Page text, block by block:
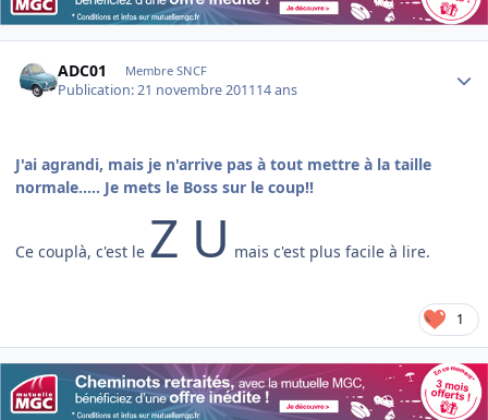
ADC01 Membre SNCF
Publication:21 novembre 201114 ans
J'ai agrandi, mais je n'arrive pas à tout mettre à la taille
normale..... Je mets le Boss sur le coup!!
Ce couplà, c'est le Z U mais c'est plus facile à lire.
1